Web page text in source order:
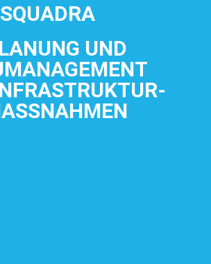
SQUADRA
UND